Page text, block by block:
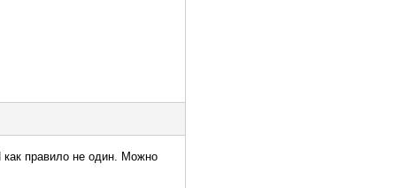
как правило не один. Можно